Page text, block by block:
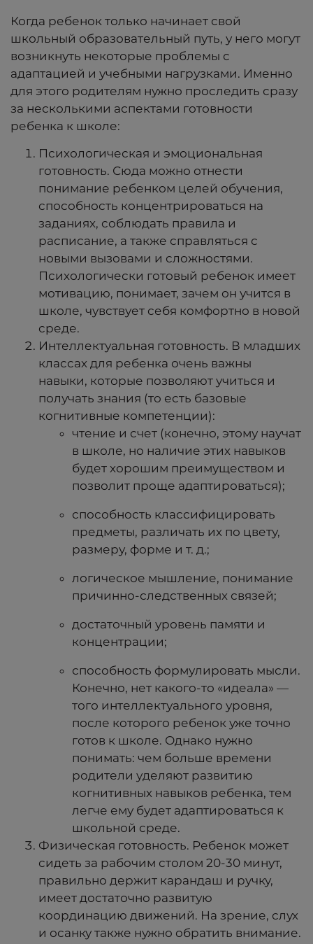
Когда ребенок только начинает свой
школьный образовательный путь, у него могут
возникнуть некоторые проблемы с
адаптацией и учебными нагрузками. Именно
для этого родителям нужно проследить сразу
за несколькими аспектами готовности
ребенка к школе:
Психологическая и эмоциональная
готовность. Сюда можно отнести
понимание ребенком целей обучения,
способность концентрироваться на
заданиях, соблюдать правила и
расписание, а также справляться с
новыми вызовами и сложностями.
Психологически готовый ребенок имеет
мотивацию, понимает, зачем он учится в
школе, чувствует себя комфортно в новой
среде.
Интеллектуальная готовность. В младших
классах для ребенка очень важны
навыки, которые позволяют учиться и
получать знания (то есть базовые
когнитивные компетенции):
чтение и счет (конечно, этому научат
в школе, но наличие этих навыков
будет хорошим преимуществом и
позволит проще адаптироваться);
способность классифицировать
предметы, различать их по цвету,
размеру, форме и т. д.;
логическое мышление, понимание
причинно-следственных связей;
достаточный уровень памяти и
концентрации;
способность формулировать мысли.
Конечно, нет какого-то «идеала» —
того интеллектуального уровня,
после которого ребенок уже точно
готов к школе. Однако нужно
понимать: чем больше времени
родители уделяют развитию
когнитивных навыков ребенка, тем
легче ему будет адаптироваться к
школьной среде.
Физическая готовность. Ребенок может
сидеть за рабочим столом 20-30 минут,
правильно держит карандаш и ручку,
имеет достаточно развитую
координацию движений. На зрение, слух
и осанку также нужно обратить внимание.